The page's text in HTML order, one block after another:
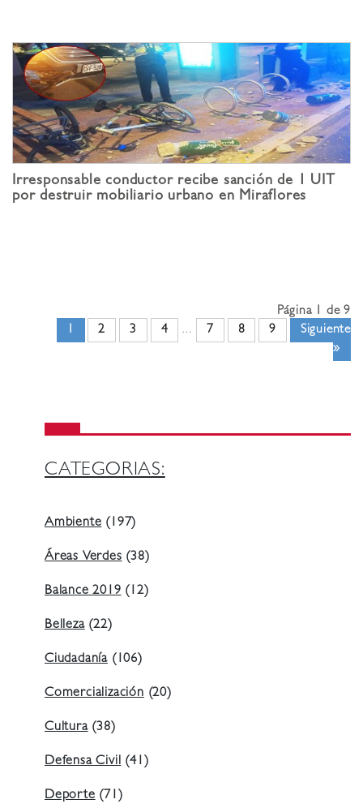
Irresponsable conductor recibe sanción de 1 UIT
por destruir mobiliario urbano en Miraflores
Página 1 de 9
1
2 3 4 … 7 8 9
Siguiente
»
CATEGORIAS:
Ambiente(197)
Áreas Verdes(38)
Balance 2019(12)
Belleza(22)
Ciudadanía (106)
Comercialización(20)
Cultura(38)
Defensa Civil(41)
Deporte(71)